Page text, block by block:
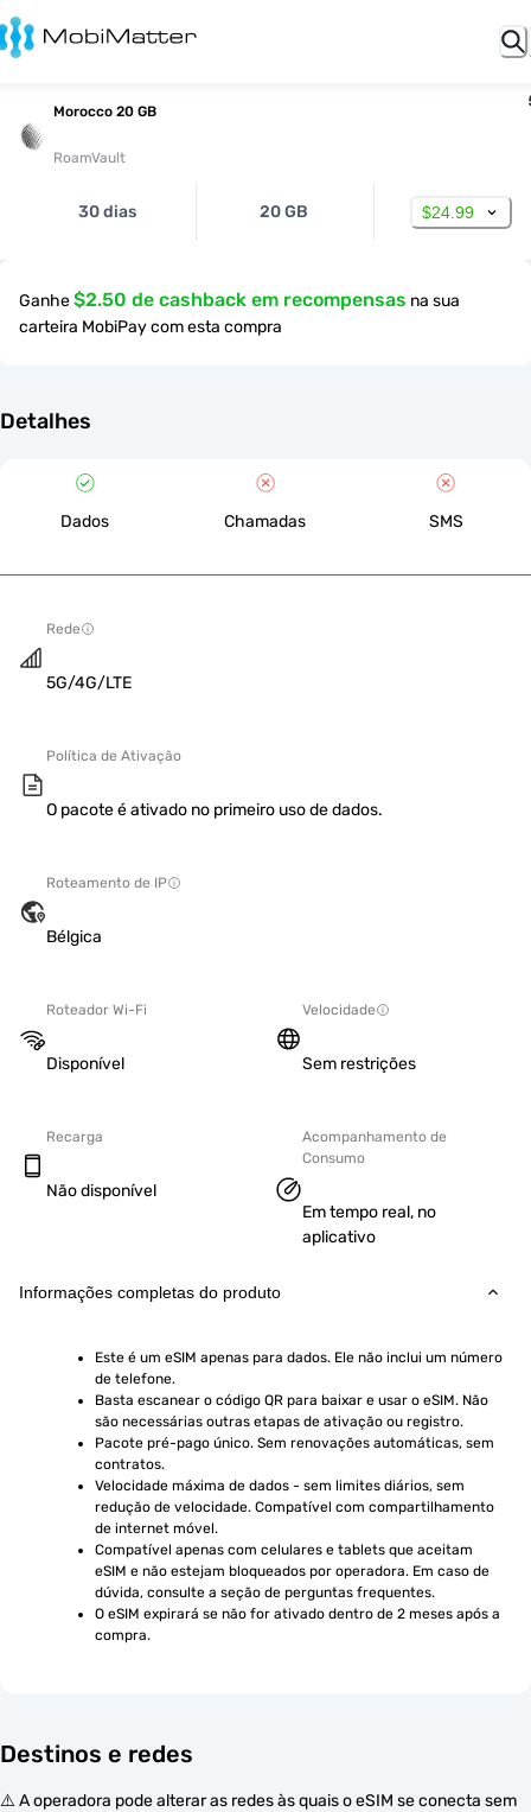
Morocco 20 GB
RoamVault
30 dias 20 GB $24.99
Ganhe$2.50 de cashback em recompensas na sua
carteira MobiPay com esta compra
Detalhes
Dados Chamadas SMS
Rede
5G/4G/LTE
Política de Ativação
O pacote é ativado no primeiro uso de dados.
Roteamento de IP
Bélgica
Roteador Wi-Fi
Disponível
Velocidade
Sem restrições
Recarga
Não disponível
Acompanhamento de
Consumo
Em tempo real, no
aplicativo
Informações completas do produto
Este é um eSIM apenas para dados. Ele não inclui um número
de telefone.
Basta escanear o código QR para baixar e usar o eSIM. Não
são necessárias outras etapas de ativação ou registro.
Pacote pré-pago único. Sem renovações automáticas, sem
contratos.
Velocidade máxima de dados - sem limites diários, sem
redução de velocidade. Compatível com compartilhamento
de internet móvel.
Compatível apenas com celulares e tablets que aceitam
eSIM e não estejam bloqueados por operadora. Em caso de
dúvida, consulte a seção de perguntas frequentes.
O eSIM expirará se não for ativado dentro de 2 meses após a
compra.
Destinos e redes
⚠️ A operadora pode alterar as redes às quais o eSIM se conecta sem